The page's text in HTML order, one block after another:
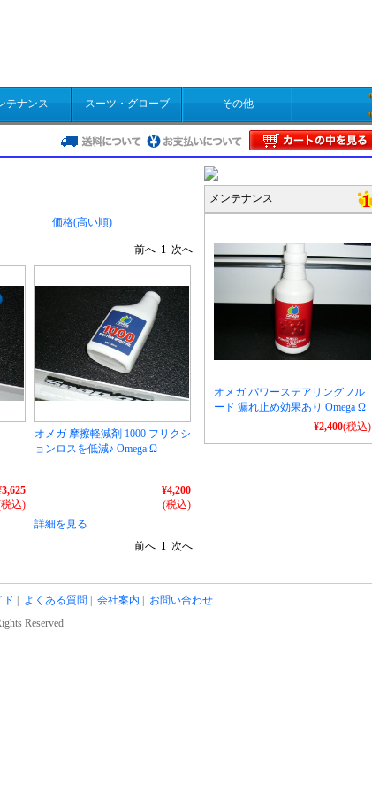
テナンス スーツ・グローブ その他
価格(高い順)
前へ 1 次へ
込)
オメガ 摩擦軽減剤 1000 フリクシ
ョンロスを低減♪ Omega Ω
¥4,200
(税込)
詳細を見る
前へ 1 次へ
メンテナンス
オメガ パワーステアリングフル
ード 漏れ止め効果あり Omega Ω
¥2,400(税込)
ド よくある質問 会社案内
お問い合わせ
Reserved